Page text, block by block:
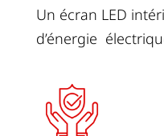
Un écran LED
d’énergie